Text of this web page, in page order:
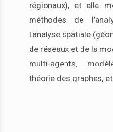
régionaux), et elle
méthodes de
l’analyse spatiale
de réseaux et de la
multi-agents,
théorie des graphes,